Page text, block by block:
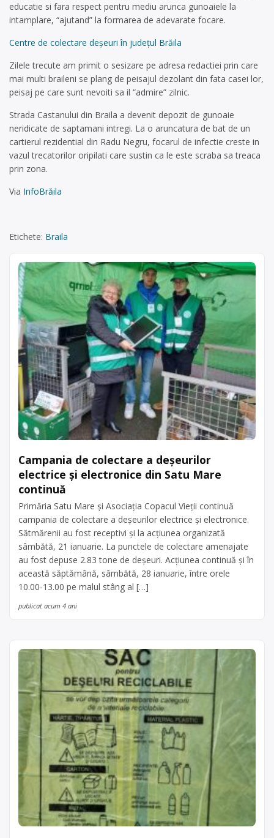
educatie si fara respect pentru mediu arunca gunoaiele la
intamplare, “ajutand” la formarea de adevarate focare.
Centre de colectare deşeuri în județul Brăila
Zilele trecute am primit o sesizare pe adresa redactiei prin care
mai multi braileni se plang de peisajul dezolant din fata casei lor,
peisaj pe care sunt nevoiti sa il “admire” zilnic.
Strada Castanului din Braila a devenit depozit de gunoaie
neridicate de saptamani intregi. La o aruncatura de bat de un
cartierul rezidential din Radu Negru, focarul de infectie creste in
vazul trecatorilor oripilati care sustin ca le este scraba sa treaca
prin zona.
Via InfoBrăila
Etichete: Braila
Campania de colectare a deșeurilor
electrice și electronice din Satu Mare
continuă
Primăria Satu Mare și Asociația Copacul Vieții continuă
campania de colectare a deșeurilor electrice și electronice.
Sătmărenii au fost receptivi și la acțiunea organizată
sâmbătă, 21 ianuarie. La punctele de colectare amenajate
au fost depuse 2.83 tone de deșeuri. Acțiunea continuă și în
această săptămână, sâmbătă, 28 ianuarie, între orele
10.00-13.00 pe malul stâng al […]
publicat acum 4 ani